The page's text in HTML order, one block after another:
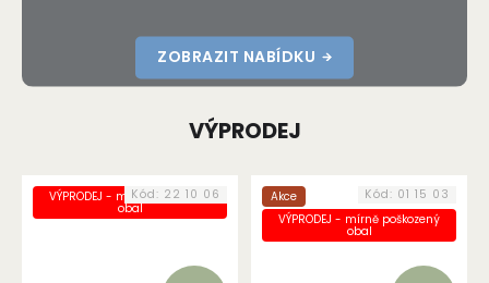
ZOBRAZIT NABÍDKU
VÝPRODEJ
VÝPRODEJ - mírně poškozený
obal
Kód: 22 10 06
Akce
VÝPRODEJ - mírně poškozený
obal
Kód: 01 15 03